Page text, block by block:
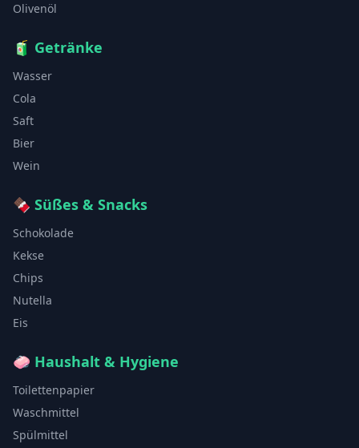
Olivenöl
🧃 Getränke
Wasser
Cola
Saft
Bier
Wein
🍫 Süßes & Snacks
Schokolade
Kekse
Chips
Nutella
Eis
🧼 Haushalt & Hygiene
Toilettenpapier
Waschmittel
Spülmittel